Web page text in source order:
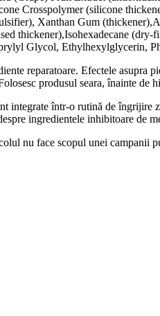
Crosspolymer (silicone
Xanthan Gum
thickener),Isohexadecane
Glycol, Ethylhexylglycerin,
reparatoare. Efectele asupra
produsul seara, înainte
integrate într-o rutină de
ingredientele inhibitoare de
nu face scopul unei campanii